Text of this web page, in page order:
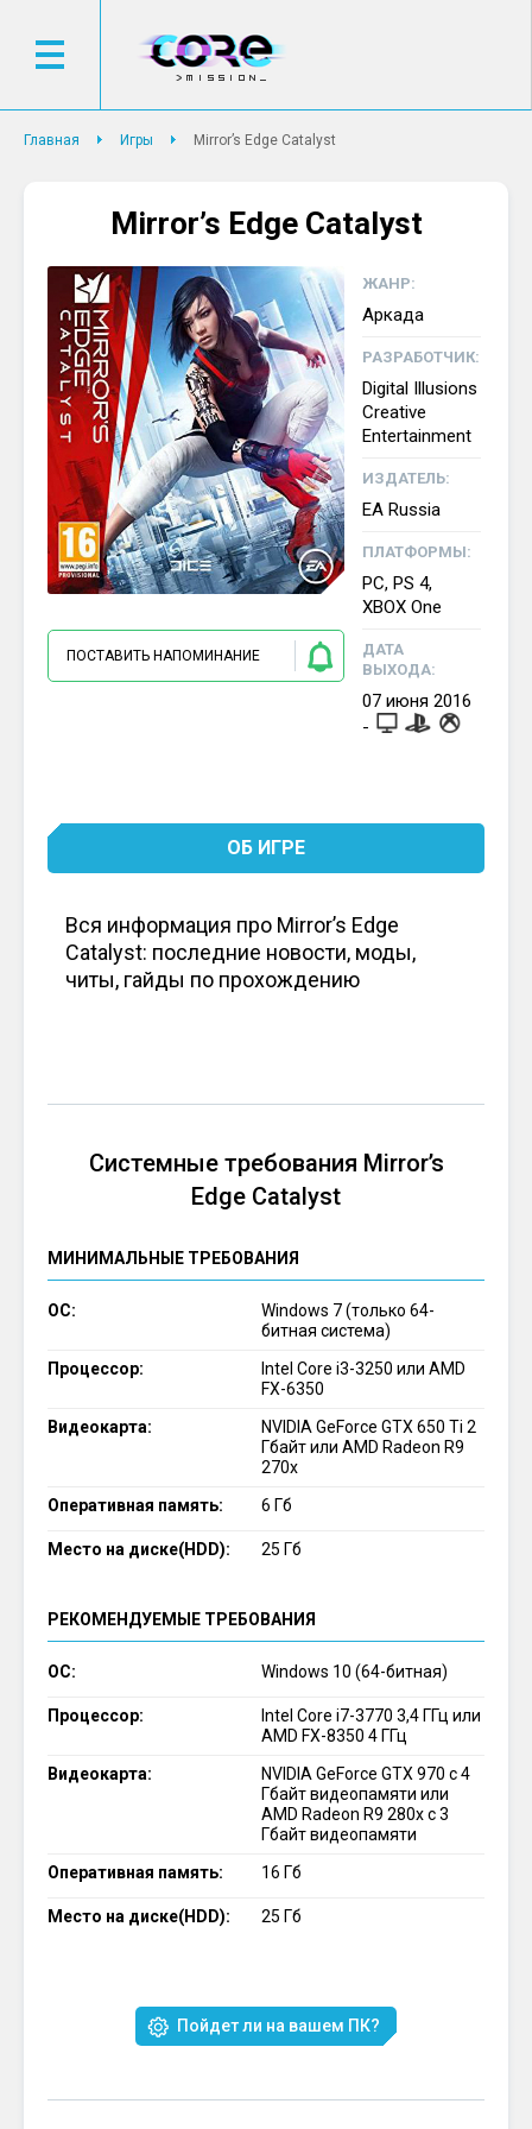
Главная Игры Mirror’s Edge Catalyst
Mirror’s Edge Catalyst
ПОСТАВИТЬ НАПОМИНАНИЕ
ЖАНР:
Аркада
РАЗРАБОТЧИК:
Digital Illusions
Creative
Entertainment
ИЗДАТЕЛЬ:
EA Russia
ПЛАТФОРМЫ:
PC, PS 4,
XBOX One
ДАТА
ВЫХОДА:
07 июня 2016
-
ОБ ИГРЕ
Вся информация про Mirror’s Edge
Catalyst: последние новости, моды,
читы, гайды по прохождению
Системные требования Mirror’s
Edge Catalyst
МИНИМАЛЬНЫЕ ТРЕБОВАНИЯ
ОС:
Windows 7 (только 64-
битная система)
Процессор:
Intel Core i3-3250 или AMD
FX-6350
Видеокарта:
NVIDIA GeForce GTX 650 Ti 2
Гбайт или AMD Radeon R9
270x
Оперативная память:
6 Гб
Место на диске(HDD): 25 Гб
РЕКОМЕНДУЕМЫЕ ТРЕБОВАНИЯ
ОС: Windows 10 (64-битная)
Процессор:
Intel Core i7-3770 3,4 ГГц или
AMD FX-8350 4 ГГц
Видеокарта:
NVIDIA GeForce GTX 970 с 4
Гбайт видеопамяти или
AMD Radeon R9 280x с 3
Гбайт видеопамяти
Оперативная память:
16 Гб
Место на диске(HDD): 25 Гб
Пойдет ли на вашем ПК?